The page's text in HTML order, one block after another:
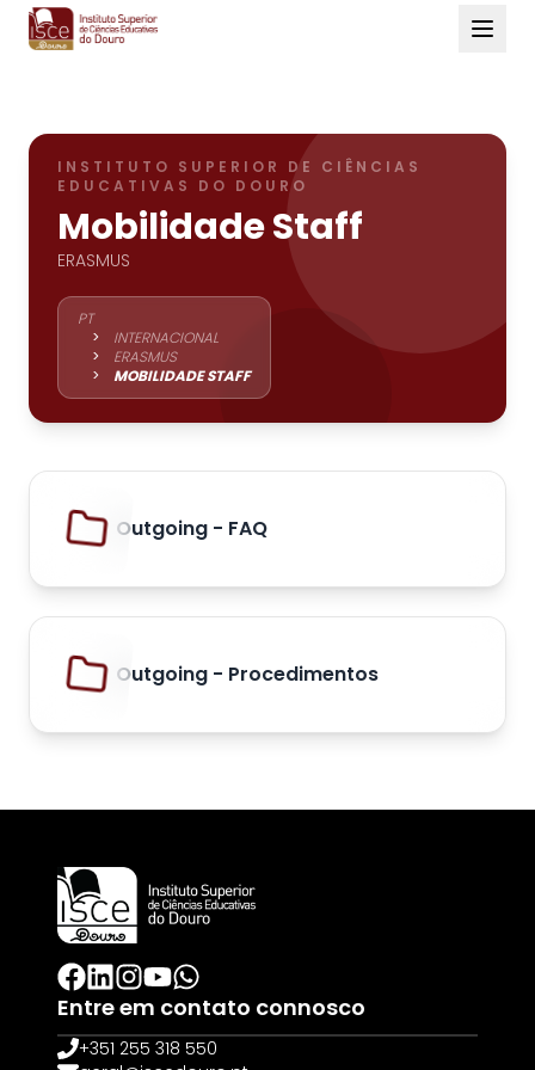
INSTITUTO SUPERIOR DE CIÊNCIAS
EDUCATIVAS DO DOURO
Mobilidade Staff
ERASMUS
PT
>
INTERNACIONAL
>
ERASMUS
>
MOBILIDADE STAFF
Outgoing - FAQ
Outgoing - Procedimentos
Entre em contato connosco
+351 255 318 550